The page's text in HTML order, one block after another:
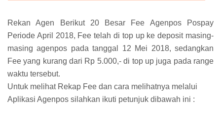
Rekan Agen Berikut 20 Besar Fee Agenpos Pospay
Periode April 2018, Fee telah di top up ke deposit masing-
masing agenpos pada tanggal 12 Mei 2018, sedangkan
Fee yang kurang dari Rp 5.000,- di top up juga pada range
waktu tersebut.
Untuk melihat Rekap Fee dan cara melihatnya melalui
Aplikasi Agenpos silahkan ikuti petunjuk dibawah ini :